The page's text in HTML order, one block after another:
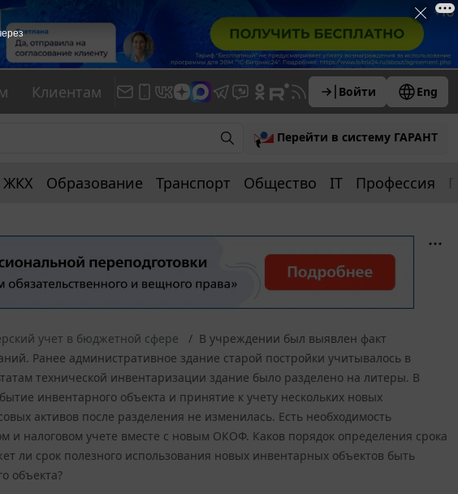
Клиентам Войти Eng
Перейти в систему ГАРАНТ
ЖКХ Образование Транспорт Общество IT Профессия
учет в бюджетной сфере
В учреждении был выявлен факт
Ранее административное здание старой постройки учитывалось в
технической инвентаризации здание было разделено на литеры. В
инвентарного объекта и принятие к учету нескольких новых
активов после разделения не изменилась. Есть необходимость
и налоговом учете вместе с новым ОКОФ. Каков порядок определения срока
ли срок полезного использования новых инвентарных объектов быть
объекта?